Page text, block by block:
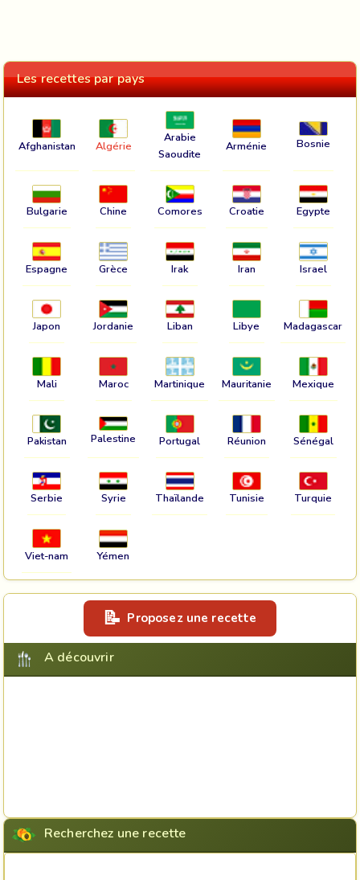
Les recettes par pays
Afghanistan Algérie
Arabie
Saoudite
Arménie Bosnie
Bulgarie Chine Comores Croatie Egypte
Espagne Grèce Irak Iran Israel
Japon Jordanie Liban Libye Madagascar
Mali Maroc Martinique Mauritanie Mexique
Pakistan Palestine Portugal Réunion Sénégal
Serbie Syrie Thaïlande Tunisie Turquie
Viet-nam Yémen
Proposez une recette
A découvrir
Recherchez une recette